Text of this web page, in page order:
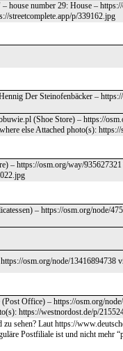
house number 29: House –
streetcomplete.app/p/339162.jpg
Der Steinofenbäcker –
(Shoe Store) – https://
else Attached photo(s):
– https://osm.org/way/
– https://osm.org/node/
osm.org/node/13416894738
Office) – https://osm.org/
https://westnordost.de/p/
sehen? Laut https://
Postfiliale ist und nicht mehr